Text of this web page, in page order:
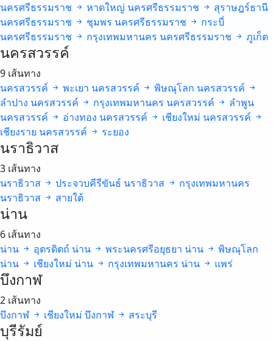
นครศรีธรรมราช
หาดใหญ่ นครศรีธรรมราช
สุราษฎร์ธานี
นครศรีธรรมราช
ชุมพร นครศรีธรรมราช
กระบี่
นครศรีธรรมราช
กรุงเทพมหานคร นครศรีธรรมราช ภูเก็ต
นครสวรรค์
9 เส้นทาง
นครสวรรค์
พะเยา นครสวรรค์ พิษณุโลก นครสวรรค์
ลำปาง นครสวรรค์ กรุงเทพมหานคร นครสวรรค์
ลำพูน
นครสวรรค์
อ่างทอง นครสวรรค์ เชียงใหม่ นครสวรรค์
เชียงราย นครสวรรค์ ระยอง
นราธิวาส
3 เส้นทาง
นราธิวาส
ประจวบคีรีขันธ์ นราธิวาส
กรุงเทพมหานคร
นราธิวาส
สายใต้
น่าน
6 เส้นทาง
น่าน
อุตรดิตถ์ น่าน พระนครศรีอยุธยา น่าน
พิษณุโลก
น่าน
เชียงใหม่ น่าน กรุงเทพมหานคร น่าน แพร่
บึงกาฬ
2 เส้นทาง
บึงกาฬ
เชียงใหม่ บึงกาฬ สระบุรี
บุรีรัมย์